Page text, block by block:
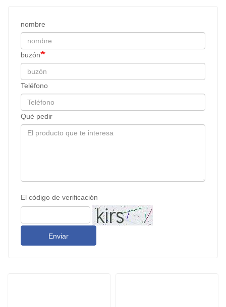
nombre
buzón
Teléfono
Qué pedir
El código de verificación
Enviar